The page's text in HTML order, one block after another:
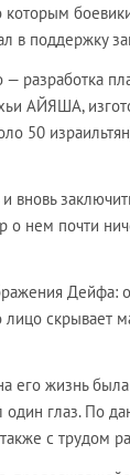
которым
в поддержку
разработка
АЙЯША,
50
вновь
нем почти
Дейфа:
скрывает
жизнь
глаз. По
с трудом